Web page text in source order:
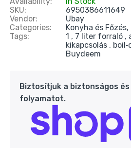
Oté Hordozható
CO₂ patron – Kék
9.890 Ft 20.090 Ft
Oté Hordozható
+ 20 db CO₂ patron –
9.890 Ft
Oté Hordozható
SKU:
6950386611649
Vendor:
Ubay
Categories:
Konyha és Főzés,
Tags:
1 7 liter forraló
kikapcsolás
Buydeem
Biztosítjuk a biztonságos
folyamatot.